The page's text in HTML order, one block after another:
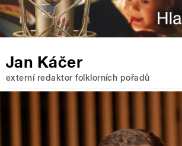
Jan Káčer
externí redaktor folklorních pořadů